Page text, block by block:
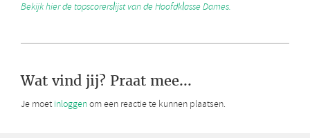
Bekijk hier de topscorerslijst van de Hoofdklasse Dames.
Wat vind jij? Praat mee...
Je moet inloggenom een reactie te kunnen plaatsen.